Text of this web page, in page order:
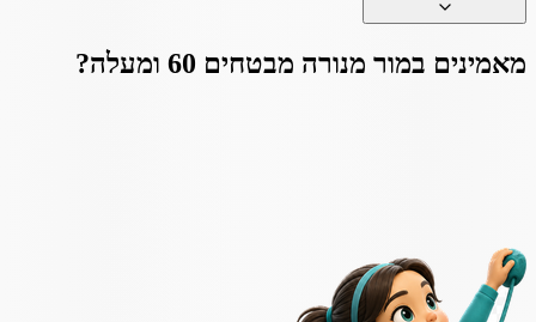
מאמינים במור מנורה מבטחים 60 ומעלה ?